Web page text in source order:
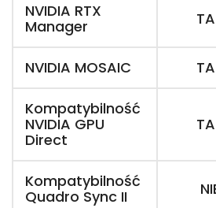
NVIDIA RTX
Manager
NVIDIA MOSAIC
Kompatybilność
NVIDIA GPU
Direct
Kompatybilność
Quadro Sync II